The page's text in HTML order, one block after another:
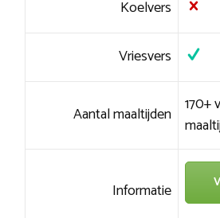
Koelvers
Vriesvers
Aantal maaltijden 170+
Informatie